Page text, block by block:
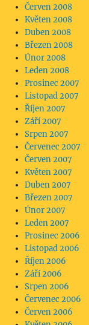
Červen 2008
Květen 2008
Duben 2008
Březen 2008
Únor 2008
Leden 2008
Prosinec 2007
Listopad 2007
Říjen 2007
Září 2007
Srpen 2007
Červenec 2007
Červen 2007
Květen 2007
Duben 2007
Březen 2007
Únor 2007
Leden 2007
Prosinec 2006
Listopad 2006
Říjen 2006
Září 2006
Srpen 2006
Červenec 2006
Červen 2006